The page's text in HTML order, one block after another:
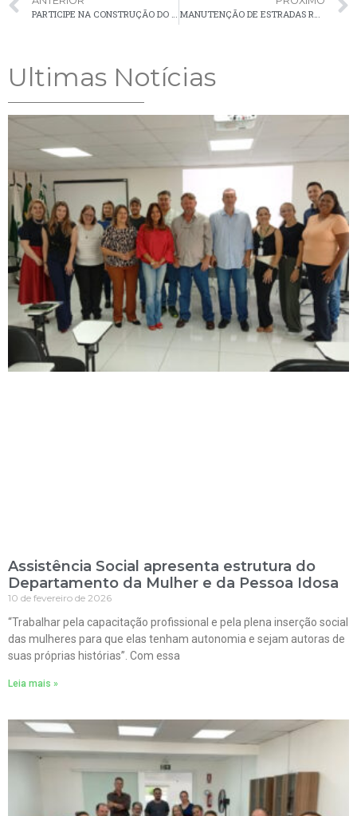
Ultimas Notícias
Assistência Social apresenta estrutura do
Departamento da Mulher e da Pessoa Idosa
10 de fevereiro de 2026
“Trabalhar pela capacitação profissional e pela plena inserção social
das mulheres para que elas tenham autonomia e sejam autoras de
suas próprias histórias”. Com essa
Leia mais »